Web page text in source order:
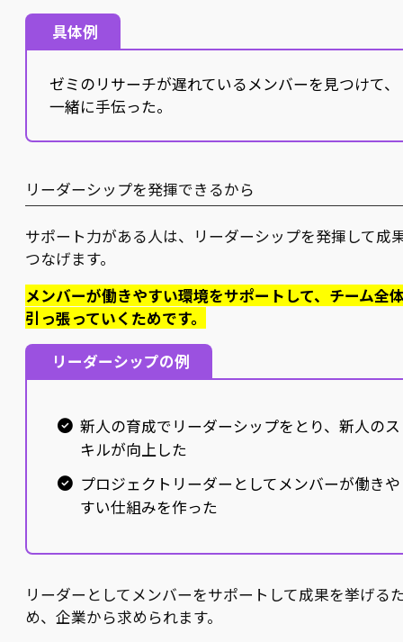
具体例
ゼミのリサーチが遅れているメンバーを見つけて、
一緒に手伝った。
リーダーシップを発揮できるから
サポート力がある人は、リーダーシップを発揮して成
つなげます。
メンバーが働きやすい環境をサポートして、チーム全
引っ張っていくためです。
リーダーシップの例
新人の育成でリーダーシップをとり、新人のス
キルが向上した
プロジェクトリーダーとしてメンバーが働きや
すい仕組みを作った
リーダーとしてメンバーをサポートして成果を挙げる
め、企業から求められます。